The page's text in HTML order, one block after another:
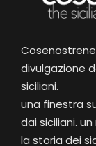
divulgazione
siciliani.
una finestra
dai siciliani.
la storia dei